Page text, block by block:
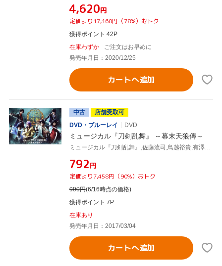
¥4,620円
定価より17,160円（78%）おトク
獲得ポイント 42P
在庫わずか
ご注文はお早めに
発売年月日：2020/12/25
カートへ追加
中古
店舗受取可
DVD・ブルーレイ
DVD
ミュージカル『刀剣乱舞』 ～幕末天狼傳～
ミュージカル『刀剣乱舞』,佐藤流司,鳥越裕貴,有澤樟太郎,小越勇輝,高橋健介,伊万里有
¥792円
定価より7,458円（90%）おトク
990円(6/16時点の価格)
獲得ポイント 7P
在庫あり
発売年月日：2017/03/04
カートへ追加